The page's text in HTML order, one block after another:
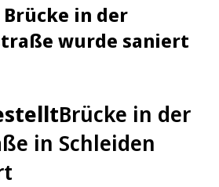
in der
wurde saniert
Brücke in der
in Schleiden